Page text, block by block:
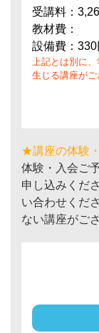
受講料：
教材費：
設備費：330
上記とは別に
生じる講座がご
★講座の体験
体験・入会ご
申し込みくだ
い合わせくだ
ない講座がご